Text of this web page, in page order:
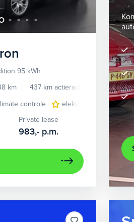
lichtmetalen velgen 10-spaaks 21"
95 kWh
km 437 km actieradius
Elektrisch
controle
elektrisch glazen
Private lease
983,- p.m.